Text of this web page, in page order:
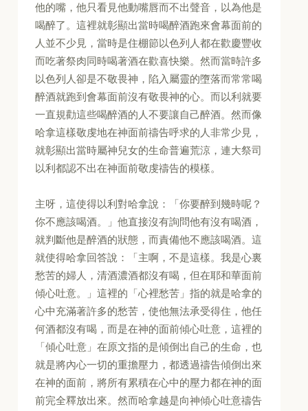
他的嘴，他只看見他動嘴唇而不出聲音，以為他是
喝醉了。這裡就彰顯出當時喝醉酒跑來會幕面前的
人並不少見，當時是住棚節以色列人都在歡慶豐收
而吃著祭肉同時喝著酒在歡喜快樂。然而當時許多
以色列人卻是不敬畏神，陷入屬靈的墮落而常常喝
醉酒就跑到會幕面前沒有敬畏神的心。而以利就要
一直規勸這些喝醉酒的人不要讓自己醉酒。然而像
哈拿這樣敬虔地在神面前禱告呼求的人非常少見，
就彰顯出當時屬神兒女的生命普遍荒涼，連大祭司
以利都認不出在神面前敬虔禱告的模樣。
主呀，這使得以利對哈拿說：「你要醉到幾時呢？
你不應該喝酒。」他直接沒有詢問他有沒有喝酒，
就判斷他是醉酒的狀態，而責備他不應該喝酒。這
就使得哈拿回答說：「主啊，不是這樣。我是心裏
愁苦的婦人，清酒濃酒都沒有喝，但在耶和華面前
傾心吐意。」這裡的「心裡愁苦」指的就是哈拿的
心中充滿著許多的愁苦，使他無法承受得住，他任
何酒都沒有喝，而是在神的面前傾心吐意，這裡的
「傾心吐意」在原文指的是傾倒出自己的生命，也
就是將內心一切的重擔壓力，都透過禱告傾倒出來
在神的面前，將所有累積在心中的壓力都在神的面
前完全釋放出來。然而哈拿越是向神傾心吐意禱告